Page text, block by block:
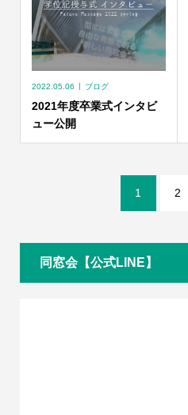
2022.05.06 ブログ
2021年度卒業式インタビ
ュー公開
1 2
同窓会【公式LINE】